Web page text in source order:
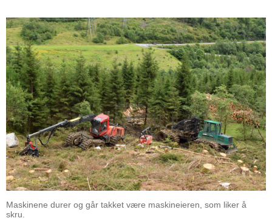
Maskinene durer og går takket være maskineieren, som liker å
skru.